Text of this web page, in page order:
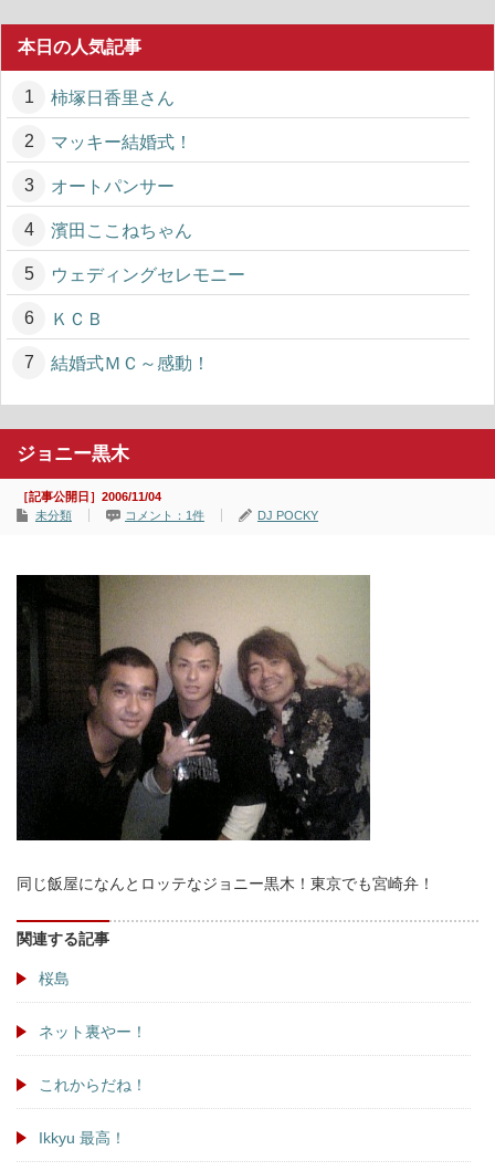
本日の人気記事
柿塚日香里さん
マッキー結婚式！
オートパンサー
濱田ここねちゃん
ウェディングセレモニー
ＫＣＢ
結婚式ＭＣ～感動！
ジョニー黒木
［記事公開日］2006/11/04
未分類
コメント：1件 DJ POCKY
同じ飯屋になんとロッテなジョニー黒木！東京でも宮崎弁！
関連する記事
桜島
ネット裏やー！
これからだね！
Ikkyu 最高！